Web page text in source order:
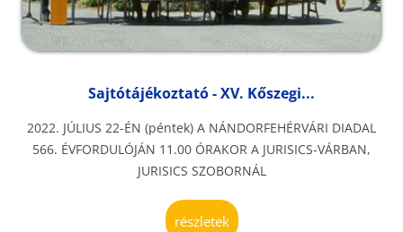
Sajtótájékoztató - XV. Kőszegi...
2022. JÚLIUS 22-ÉN (péntek) A NÁNDORFEHÉRVÁRI DIADAL
566. ÉVFORDULÓJÁN 11.00 ÓRAKOR A JURISICS-VÁRBAN,
JURISICS SZOBORNÁL
részletek